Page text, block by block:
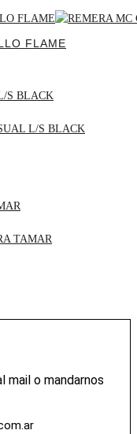
FLAME
mail o mandarnos